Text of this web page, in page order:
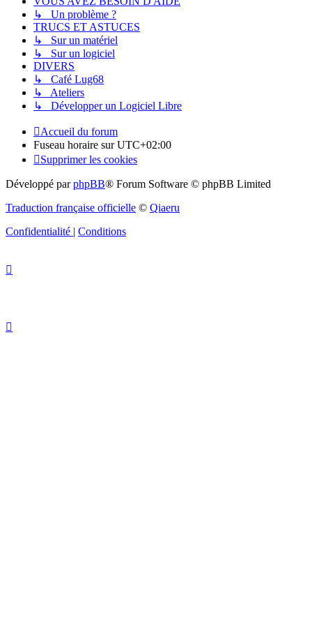
↳ Un problème ?
TRUCS ET ASTUCES
↳ Sur un matériel
↳ Sur un logiciel
DIVERS
↳ Café Lug68
↳ Ateliers
↳ Développer un Logiciel Libre
Accueil du forum
Fuseau horaire surUTC+02:00
Supprimer les cookies
Développé parphpBB® Forum Software © phpBB Limited
Traduction française officielle © Qiaeru
Confidentialité | Conditions